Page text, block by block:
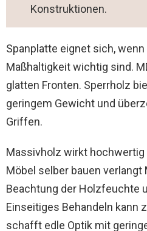
Konstruktionen.
Spanplatte eignet sich, wenn
Maßhaltigkeit wichtig sind.
glatten Fronten. Sperrholz
geringem Gewicht und
Griffen.
Massivholz wirkt hochwertig
Möbel selber bauen
Beachtung der Holzfeuchte
Einseitiges Behandeln kann
schafft edle Optik mit